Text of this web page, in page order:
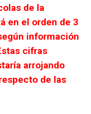
de la
en el orden de 3
información
cifras
arrojando
de las